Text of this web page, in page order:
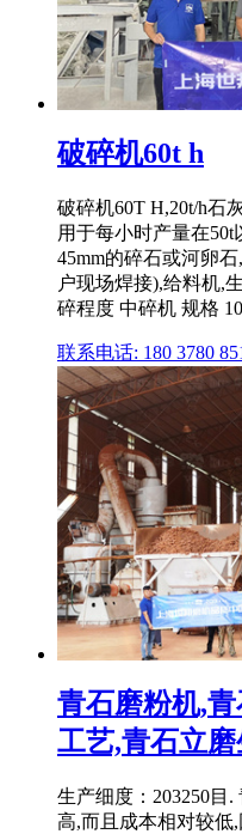
破碎机60t h
破碎机60T H,20t/h石
用于每小时产量在
45mm的碎石或河卵
户现场焊接),给料机,
碎程度 中碎机 规格
联系电话: 180 3780
青石磨粉机,
工艺,青石立
生产细度：203250目
高,而且成本相对较低